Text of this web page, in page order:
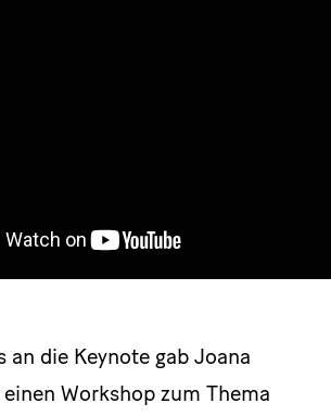
an die Keynote gab Joana
Workshop zum Thema